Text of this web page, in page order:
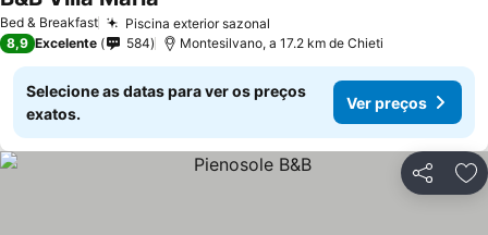
Bed & Breakfast Piscina exterior sazonal
8,9 Excelente 584 Montesilvano, a 17.2 km de Chieti
Selecione as datas para ver os preços
exatos.
Ver preços
Partilhar